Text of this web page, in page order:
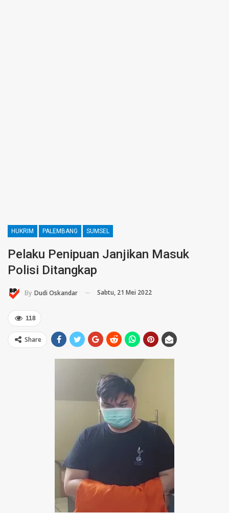
HUKRIM PALEMBANG SUMSEL
Pelaku Penipuan Janjikan Masuk
Polisi Ditangkap
By Dudi Oskandar Sabtu, 21 Mei 2022
118
Share